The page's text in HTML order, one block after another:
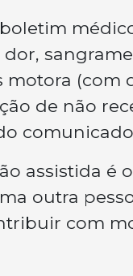
dor,
motora (com
de não
assistida é
outra
com